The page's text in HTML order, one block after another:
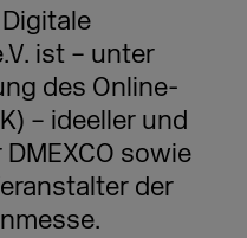
ist – unter
des Online-
– ideeller und
sowie
der